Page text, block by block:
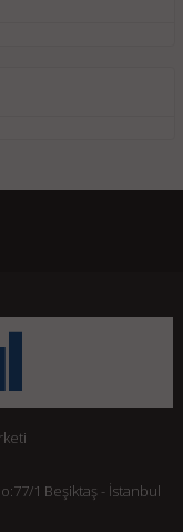
1 Beşiktaş - İstanbul